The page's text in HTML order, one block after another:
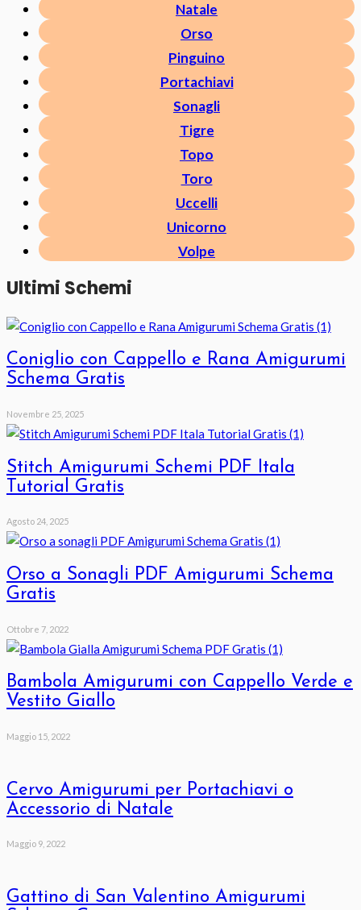
Natale
Orso
Pinguino
Portachiavi
Sonagli
Tigre
Topo
Toro
Uccelli
Unicorno
Volpe
Ultimi Schemi
Coniglio con Cappello e Rana Amigurumi
Schema Gratis
Novembre 25, 2025
Stitch Amigurumi Schemi PDF Itala
Tutorial Gratis
Agosto 24, 2025
Orso a Sonagli PDF Amigurumi Schema
Gratis
Ottobre 7, 2022
Bambola Amigurumi con Cappello Verde e
Vestito Giallo
Maggio 15, 2022
Cervo Amigurumi per Portachiavi o
Accessorio di Natale
Maggio 9, 2022
Gattino di San Valentino Amigurumi